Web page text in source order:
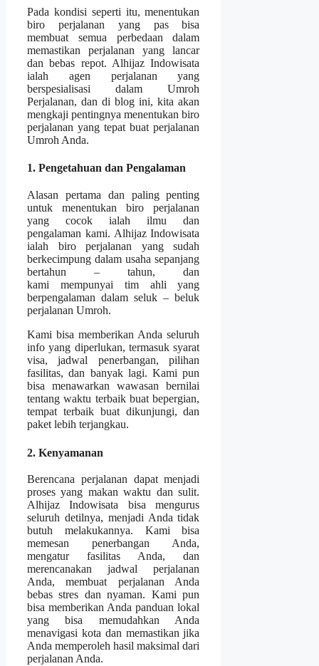
Pada kondisi seperti itu, menentukan
biro perjalanan yang pas bisa
membuat semua perbedaan dalam
memastikan perjalanan yang lancar
dan bebas repot. Alhijaz Indowisata
ialah agen perjalanan yang
berspesialisasi dalam Umroh
Perjalanan, dan di blog ini, kita akan
mengkaji pentingnya menentukan biro
perjalanan yang tepat buat perjalanan
Umroh Anda.
1. Pengetahuan dan Pengalaman
Alasan pertama dan paling penting
untuk menentukan biro perjalanan
yang cocok ialah ilmu dan
pengalaman kami. Alhijaz Indowisata
ialah biro perjalanan yang sudah
berkecimpung dalam usaha sepanjang
bertahun – tahun, dan
kami mempunyai tim ahli yang
berpengalaman dalam seluk – beluk
perjalanan Umroh.
Kami bisa memberikan Anda seluruh
info yang diperlukan, termasuk syarat
visa, jadwal penerbangan, pilihan
fasilitas, dan banyak lagi. Kami pun
bisa menawarkan wawasan bernilai
tentang waktu terbaik buat bepergian,
tempat terbaik buat dikunjungi, dan
paket lebih terjangkau.
2. Kenyamanan
Berencana perjalanan dapat menjadi
proses yang makan waktu dan sulit.
Alhijaz Indowisata bisa mengurus
seluruh detilnya, menjadi Anda tidak
butuh melakukannya. Kami bisa
memesan penerbangan Anda,
mengatur fasilitas Anda, dan
merencanakan jadwal perjalanan
Anda, membuat perjalanan Anda
bebas stres dan nyaman. Kami pun
bisa memberikan Anda panduan lokal
yang bisa memudahkan Anda
menavigasi kota dan memastikan jika
Anda memperoleh hasil maksimal dari
perjalanan Anda.